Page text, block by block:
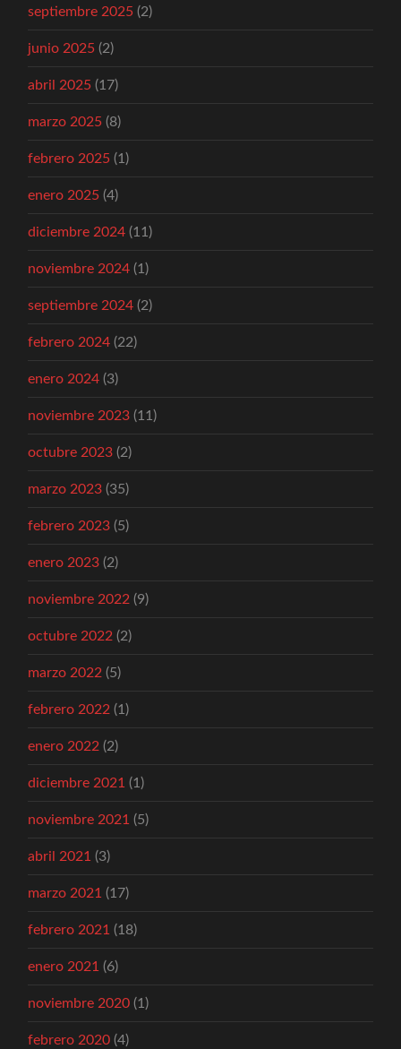
septiembre 2025 (2)
junio 2025 (2)
abril 2025 (17)
marzo 2025 (8)
febrero 2025 (1)
enero 2025 (4)
diciembre 2024 (11)
noviembre 2024 (1)
septiembre 2024 (2)
febrero 2024 (22)
enero 2024 (3)
noviembre 2023 (11)
octubre 2023 (2)
marzo 2023 (35)
febrero 2023 (5)
enero 2023 (2)
noviembre 2022 (9)
octubre 2022 (2)
marzo 2022 (5)
febrero 2022 (1)
enero 2022 (2)
diciembre 2021 (1)
noviembre 2021 (5)
abril 2021 (3)
marzo 2021 (17)
febrero 2021 (18)
enero 2021 (6)
noviembre 2020 (1)
febrero 2020 (4)